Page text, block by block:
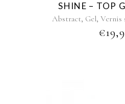
SHINE – TOP
Abstract, Gel, Vernis
€